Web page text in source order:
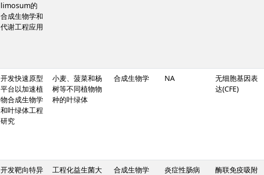
limosum的
合成生物学和
代谢工程应用
开发快速原型
平台以加速植
物合成生物学
和叶绿体工程
研究
小麦、菠菜和杨
树等不同植物物
种的叶绿体
合成生物学 NA
无细胞基因表
达(CFE)
开发靶向特异
工程化益生菌大
合成生物学 炎症性肠病
酶联免疫吸附